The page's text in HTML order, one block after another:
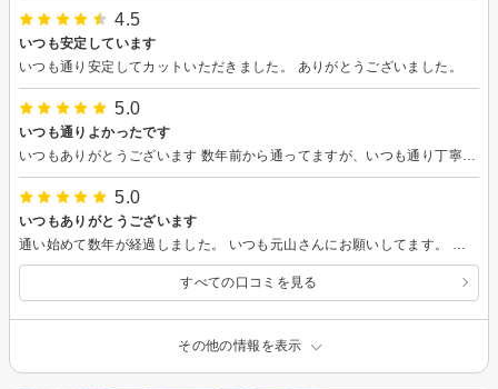
4.5
いつも安定しています
いつも通り安定してカットいただきました。 ありがとうございました。
5.0
いつも通りよかったです
いつもありがとうございます 数年前から通ってますが、いつも通り丁寧な対応で良かったです またよろしくお願いします
5.0
いつもありがとうございます
すべての口コミを見る
その他の情報を表示